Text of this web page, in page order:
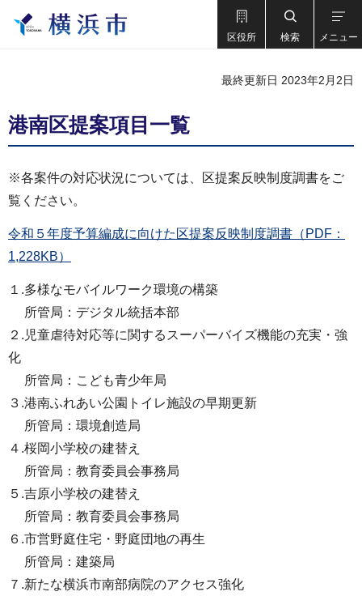
区役所 検索 メニュー
最終更新日 2023年2月2日
港南区提案項目一覧
※各案件の対応状況については、区提案反映制度調書をご
覧ください。
令和５年度予算編成に向けた区提案反映制度調書（PDF：
1,228KB）
１.多様なモバイルワーク環境の構築
所管局：デジタル統括本部
２.児童虐待対応等に関するスーパーバイズ機能の充実・強
化
所管局：こども青少年局
３.港南ふれあい公園トイレ施設の早期更新
所管局：環境創造局
４.桜岡小学校の建替え
所管局：教育委員会事務局
５.吉原小学校の建替え
所管局：教育委員会事務局
６.市営野庭住宅・野庭団地の再生
所管局：建築局
７.新たな横浜市南部病院のアクセス強化